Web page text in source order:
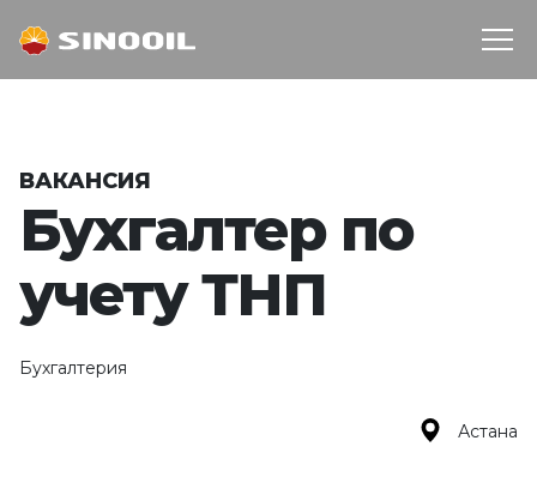
ВАКАНСИЯ
Бухгалтер по
учету ТНП
Бухгалтерия
Астана